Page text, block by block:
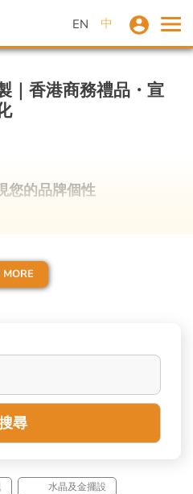
EN 中
｜香港商務禮品・宣
您的品牌個性
我們都能根據企業預
場趨勢，以專業創意設
戶度身訂製獨一無二的
。
尋
水晶及金擺設